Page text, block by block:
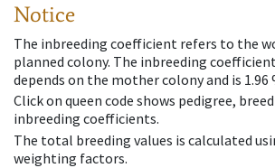
Notice
The inbreeding coefficient refers to the
planned colony. The inbreeding
depends on the mother colony and is 1.96
Click on queen code shows pedigree,
inbreeding coefficients.
The total breeding values is calculated
weighting factors.